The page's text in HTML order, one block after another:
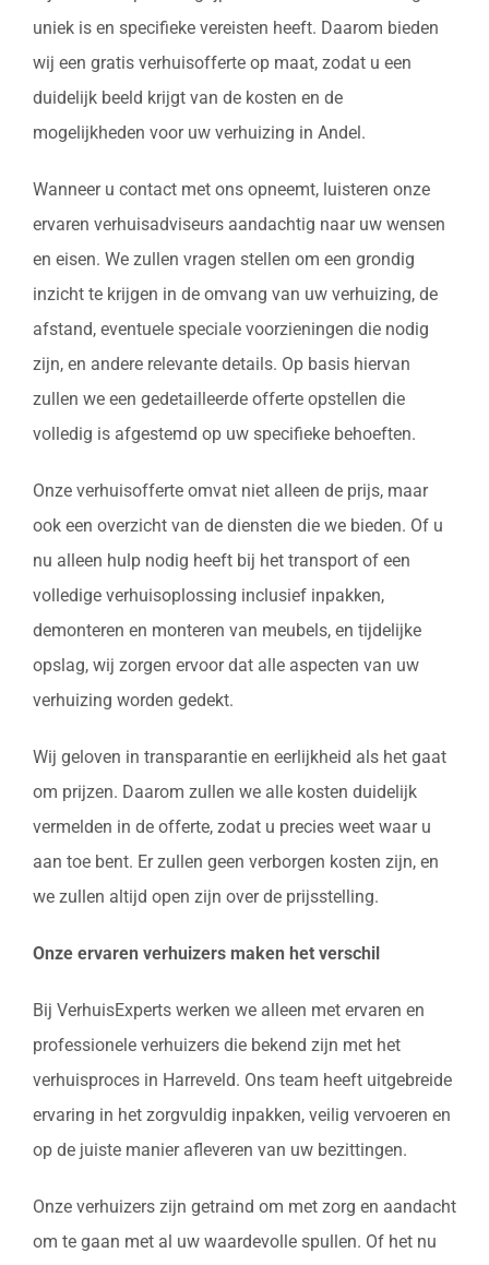
uniek is en specifieke vereisten heeft. Daarom bieden
wij een gratis verhuisofferte op maat, zodat u een
duidelijk beeld krijgt van de kosten en de
mogelijkheden voor uw verhuizing in Andel.
Wanneer u contact met ons opneemt, luisteren onze
ervaren verhuisadviseurs aandachtig naar uw wensen
en eisen. We zullen vragen stellen om een grondig
inzicht te krijgen in de omvang van uw verhuizing, de
afstand, eventuele speciale voorzieningen die nodig
zijn, en andere relevante details. Op basis hiervan
zullen we een gedetailleerde offerte opstellen die
volledig is afgestemd op uw specifieke behoeften.
Onze verhuisofferte omvat niet alleen de prijs, maar
ook een overzicht van de diensten die we bieden. Of u
nu alleen hulp nodig heeft bij het transport of een
volledige verhuisoplossing inclusief inpakken,
demonteren en monteren van meubels, en tijdelijke
opslag, wij zorgen ervoor dat alle aspecten van uw
verhuizing worden gedekt.
Wij geloven in transparantie en eerlijkheid als het gaat
om prijzen. Daarom zullen we alle kosten duidelijk
vermelden in de offerte, zodat u precies weet waar u
aan toe bent. Er zullen geen verborgen kosten zijn, en
we zullen altijd open zijn over de prijsstelling.
Onze ervaren verhuizers maken het verschil
Bij VerhuisExperts werken we alleen met ervaren en
professionele verhuizers die bekend zijn met het
verhuisproces in Harreveld. Ons team heeft uitgebreide
ervaring in het zorgvuldig inpakken, veilig vervoeren en
op de juiste manier afleveren van uw bezittingen.
Onze verhuizers zijn getraind om met zorg en aandacht
om te gaan met al uw waardevolle spullen. Of het nu